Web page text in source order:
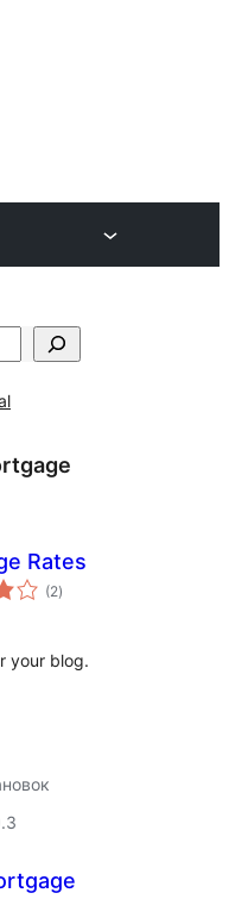
Rates
(2общий
рейтинг
)
your blog.